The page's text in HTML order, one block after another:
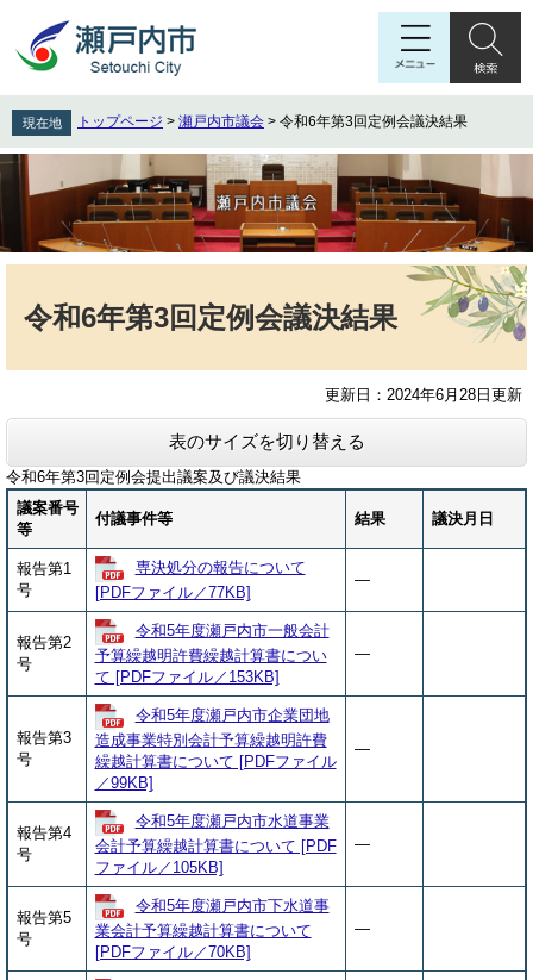
先
頭
で
を
飛
ば
文
現在地 トップページ > 瀬戸内市議会 > 令和6年第3回定例会議決結果
令和6年第3回定例会議決結果
更新日：2024年6月28日更新
表のサイズを切り替える
令和6年第3回定例会提出議案及び議決結果
議案番号
等
付議事件等 結果 議決月日
報告第1
号
専決処分の報告について
[PDFファイル／77KB]
―
報告第2
号
令和5年度瀬戸内市一般会計
予算繰越明許費繰越計算書につい
て [PDFファイル／153KB]
―
報告第3
号
令和5年度瀬戸内市企業団地
造成事業特別会計予算繰越明許費
繰越計算書について [PDFファイル
／99KB]
―
報告第4
号
令和5年度瀬戸内市水道事業
会計予算繰越計算書について [PDF
ファイル／105KB]
―
報告第5
号
令和5年度瀬戸内市下水道事
業会計予算繰越計算書について
[PDFファイル／70KB]
―